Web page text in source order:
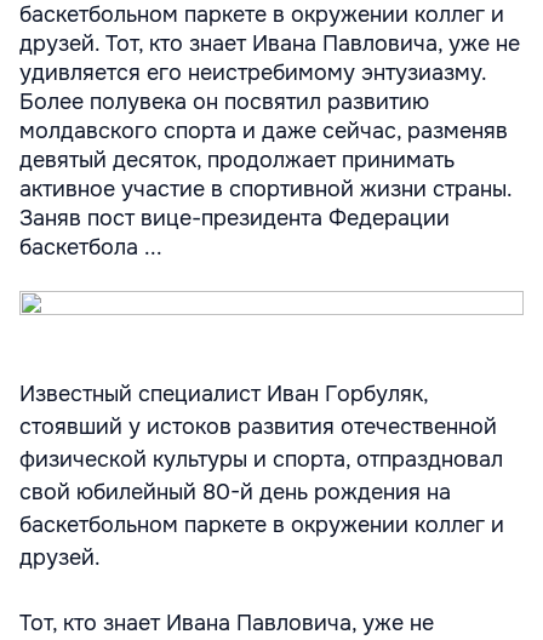
баскетбольном паркете в окружении коллег и
друзей. Тот, кто знает Ивана Павловича, уже не
удивляется его неистребимому энтузиазму.
Более полувека он посвятил развитию
молдавского спорта и даже сейчас, разменяв
девятый десяток, продолжает принимать
активное участие в спортивной жизни страны.
Заняв пост вице-президента Федерации
баскетбола ...
Известный специалист Иван Горбуляк,
стоявший у истоков развития отечественной
физической культуры и спорта, отпраздновал
свой юбилейный 80-й день рождения на
баскетбольном паркете в окружении коллег и
друзей.
Тот, кто знает Ивана Павловича, уже не